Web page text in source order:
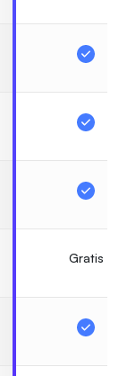
Gratis